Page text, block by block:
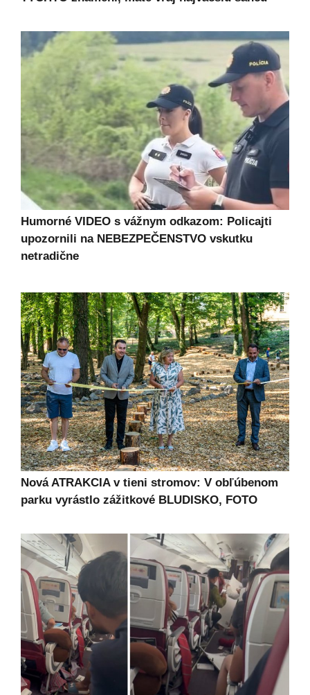
Humorné VIDEO s vážnym odkazom: Policajti
upozornili na NEBEZPEČENSTVO vskutku
netradične
Nová ATRAKCIA v tieni stromov: V obľúbenom
parku vyrástlo zážitkové BLUDISKO, FOTO